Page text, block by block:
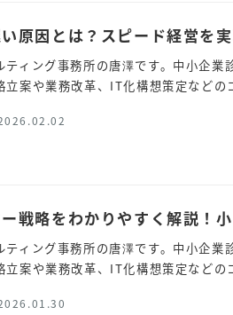
原因とは？スピード経営を
ティング事務所の唐澤です。中小企
立案や業務改革、IT化構想策定など
戦略をわかりやすく解説！
ティング事務所の唐澤です。中小企
立案や業務改革、IT化構想策定など